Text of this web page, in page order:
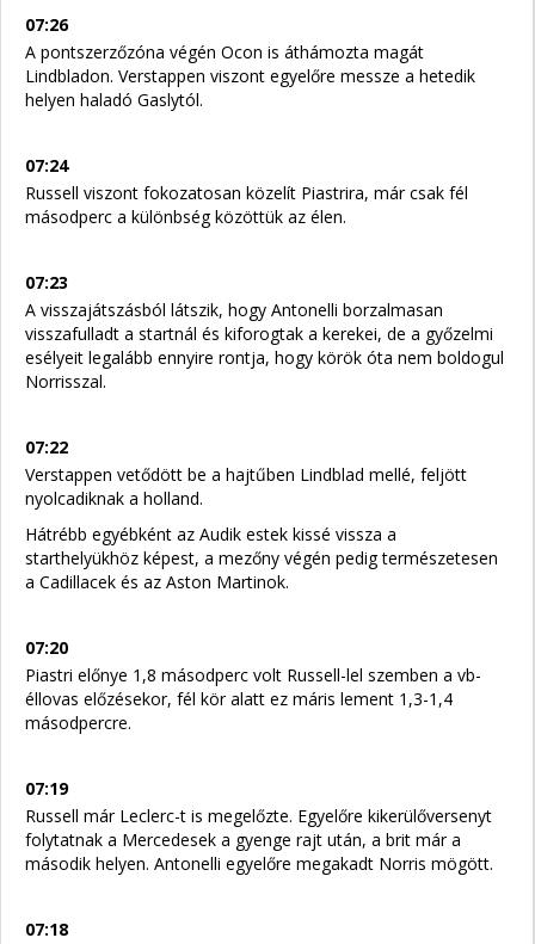
07:26
A pontszerzőzóna végén Ocon is áthámozta magát
Lindbladon. Verstappen viszont egyelőre messze a hetedik
helyen haladó Gaslytól.
07:24
Russell viszont fokozatosan közelít Piastrira, már csak fél
másodperc a különbség közöttük az élen.
07:23
A visszajátszásból látszik, hogy Antonelli borzalmasan
visszafulladt a startnál és kiforogtak a kerekei, de a győzelmi
esélyeit legalább ennyire rontja, hogy körök óta nem boldogul
Norrisszal.
07:22
Verstappen vetődött be a hajtűben Lindblad mellé, feljött
nyolcadiknak a holland.
Hátrébb egyébként az Audik estek kissé vissza a
starthelyükhöz képest, a mezőny végén pedig természetesen
a Cadillacek és az Aston Martinok.
07:20
Piastri előnye 1,8 másodperc volt Russell-lel szemben a vb-
éllovas előzésekor, fél kör alatt ez máris lement 1,3-1,4
másodpercre.
07:19
Russell már Leclerc-t is megelőzte. Egyelőre kikerülőversenyt
folytatnak a Mercedesek a gyenge rajt után, a brit már a
második helyen. Antonelli egyelőre megakadt Norris mögött.
07:18